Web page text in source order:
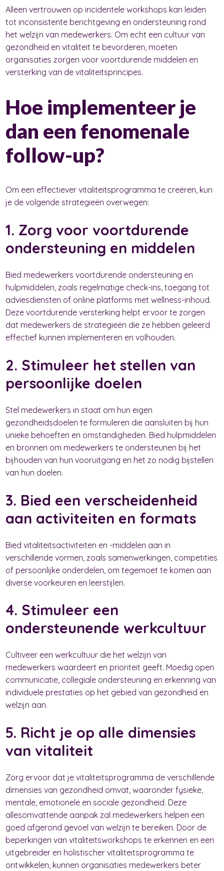
Alleen vertrouwen op incidentele workshops kan leiden
tot inconsistente berichtgeving en ondersteuning rond
het welzijn van medewerkers. Om echt een cultuur van
gezondheid en vitaliteit te bevorderen, moeten
organisaties zorgen voor voortdurende middelen en
versterking van de vitaliteitsprincipes.
Hoe implementeer je
dan een fenomenale
follow-up?
Om een effectiever vitaliteitsprogramma te creëren, kun
je de volgende strategieën overwegen:
1. Zorg voor voortdurende
ondersteuning en middelen
Bied medewerkers voortdurende ondersteuning en
hulpmiddelen, zoals regelmatige check-ins, toegang tot
adviesdiensten of online platforms met wellness-inhoud.
Deze voortdurende versterking helpt ervoor te zorgen
dat medewerkers de strategieën die ze hebben geleerd
effectief kunnen implementeren en volhouden.
2. Stimuleer het stellen van
persoonlijke doelen
Stel medewerkers in staat om hun eigen
gezondheidsdoelen te formuleren die aansluiten bij hun
unieke behoeften en omstandigheden. Bied hulpmiddelen
en bronnen om medewerkers te ondersteunen bij het
bijhouden van hun vooruitgang en het zo nodig bijstellen
van hun doelen.
3. Bied een verscheidenheid
aan activiteiten en formats
Bied vitaliteitsactiviteiten en -middelen aan in
verschillende vormen, zoals samenwerkingen, competities
of persoonlijke onderdelen, om tegemoet te komen aan
diverse voorkeuren en leerstijlen.
4. Stimuleer een
ondersteunende werkcultuur
Cultiveer een werkcultuur die het welzijn van
medewerkers waardeert en prioriteit geeft. Moedig open
communicatie, collegiale ondersteuning en erkenning van
individuele prestaties op het gebied van gezondheid en
welzijn aan.
5. Richt je op alle dimensies
van vitaliteit
Zorg ervoor dat je vitaliteitsprogramma de verschillende
dimensies van gezondheid omvat, waaronder fysieke,
mentale, emotionele en sociale gezondheid. Deze
allesomvattende aanpak zal medewerkers helpen een
goed afgerond gevoel van welzijn te bereiken. Door de
beperkingen van vitaliteitsworkshops te erkennen en een
uitgebreider en holistischer vitaliteitsprogramma te
ontwikkelen, kunnen organisaties medewerkers beter